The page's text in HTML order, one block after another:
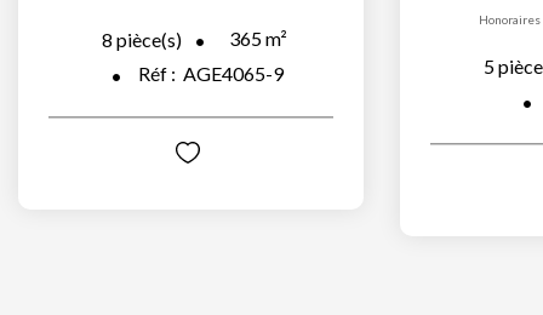
8 pièce(s) 365m²
Réf : AGE4065-9
Honoraires
5